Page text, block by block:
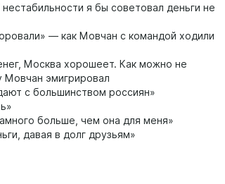
нестабильности я бы советовал деньги не
— как Мовчан с командой ходили
Москва хорошеет. Как можно не
Мовчан эмигрировал
с большинством россиян»
больше, чем она для меня»
давая в долг друзьям»